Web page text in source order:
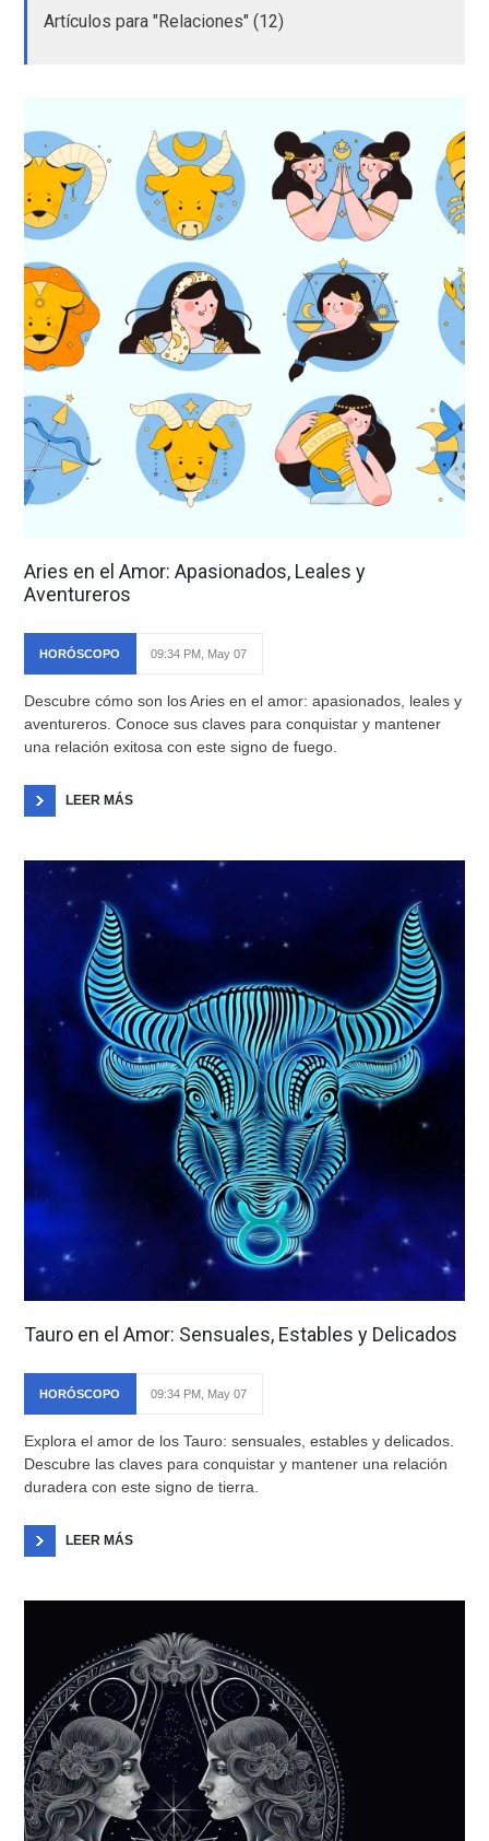
Artículos para "Relaciones" (12)
Aries en el Amor: Apasionados, Leales y
Aventureros
HORÓSCOPO 09:34 PM, May 07
Descubre cómo son los Aries en el amor: apasionados, leales y
aventureros. Conoce sus claves para conquistar y mantener
una relación exitosa con este signo de fuego.
LEER MÁS
Tauro en el Amor: Sensuales, Estables y Delicados
HORÓSCOPO 09:34 PM, May 07
Explora el amor de los Tauro: sensuales, estables y delicados.
Descubre las claves para conquistar y mantener una relación
duradera con este signo de tierra.
LEER MÁS